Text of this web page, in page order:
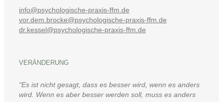
info@psychologische-praxis-ffm.de
vor.dem.brocke@psychologische-praxis-ffm.de
dr.kessel@psychologische-praxis-ffm.de
VERÄNDERUNG
"Es ist nicht gesagt, dass es besser wird, wenn es anders
wird. Wenn es aber besser werden soll, muss es anders